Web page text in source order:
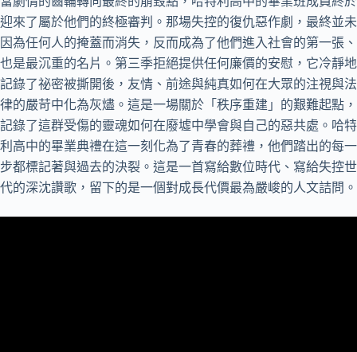
迎來了屬於他們的終極審判。那場失控的復仇惡作劇，最終並未
因為任何人的掩蓋而消失，反而成為了他們進入社會的第一張、
也是最沉重的名片。第三季拒絕提供任何廉價的安慰，它冷靜地
記錄了祕密被撕開後，友情、前途與純真如何在大眾的注視與法
律的嚴苛中化為灰燼。這是一場關於「秩序重建」的艱難起點，
記錄了這群受傷的靈魂如何在廢墟中學會與自己的惡共處。哈特
利高中的畢業典禮在這一刻化為了青春的葬禮，他們踏出的每一
步都標記著與過去的決裂。這是一首寫給數位時代、寫給失控世
代的深沈讚歌，留下的是一個對成長代價最為嚴峻的人文詰問。